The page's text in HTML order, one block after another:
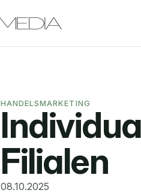
HANDELSMARKETING
Filialen
08.10.2025